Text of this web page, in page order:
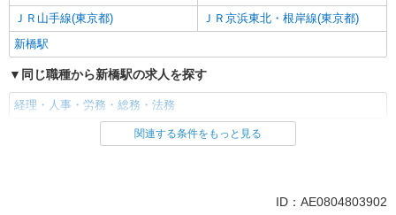
ＪＲ山手線(東京都)
ＪＲ京浜東北・根岸線(東京都)
新橋駅
同じ職種から新橋駅の求人を探す
経理・人事・労務・総務・法務
同じ雇用形態から新橋駅の求人を探す
関連する条件をもっと見る
ID：AE0804803902